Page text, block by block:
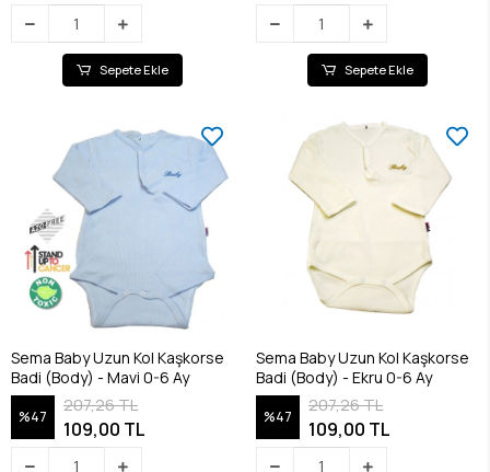
Sepete Ekle Sepete Ekle
Sema Baby Uzun Kol Kaşkorse
Badi (Body) - Mavi 0-6 Ay
%47
207,26 TL
109,00 TL
Sema Baby Uzun Kol Kaşkorse
Badi (Body) - Ekru 0-6 Ay
%47
207,26 TL
109,00 TL